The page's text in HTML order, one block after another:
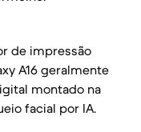
de impressão
A16 geralmente
montado na
facial por IA.